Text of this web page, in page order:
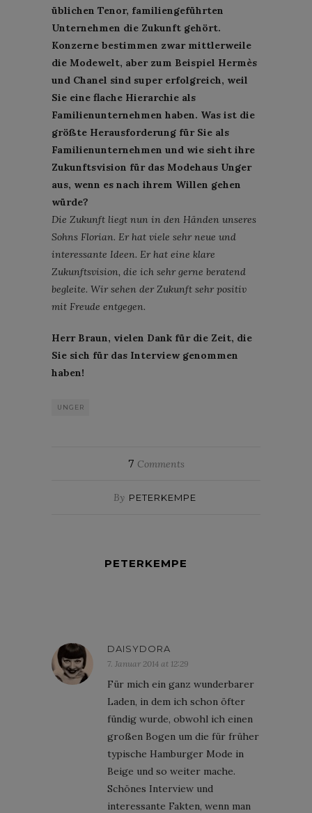
üblichen Tenor, familiengeführten
Unternehmen die Zukunft gehört.
Konzerne bestimmen zwar mittlerweile
die Modewelt, aber zum Beispiel Hermès
und Chanel sind super erfolgreich, weil
Sie eine flache Hierarchie als
Familienunternehmen haben. Was ist die
größte Herausforderung für Sie als
Familienunternehmen und wie sieht ihre
Zukunftsvision für das Modehaus Unger
aus, wenn es nach ihrem Willen gehen
würde?
Die Zukunft liegt nun in den Händen unseres
Sohns Florian. Er hat viele sehr neue und
interessante Ideen. Er hat eine klare
Zukunftsvision, die ich sehr gerne beratend
begleite. Wir sehen der Zukunft sehr positiv
mit Freude entgegen.
Herr Braun, vielen Dank für die Zeit, die
Sie sich für das Interview genommen
haben!
UNGER
7 Comments
By PETERKEMPE
PETERKEMPE
DAISYDORA
7. Januar 2014 at 12:29
Für mich ein ganz wunderbarer
Laden, in dem ich schon öfter
fündig wurde, obwohl ich einen
großen Bogen um die für früher
typische Hamburger Mode in
Beige und so weiter mache.
Schönes Interview und
interessante Fakten, wenn man